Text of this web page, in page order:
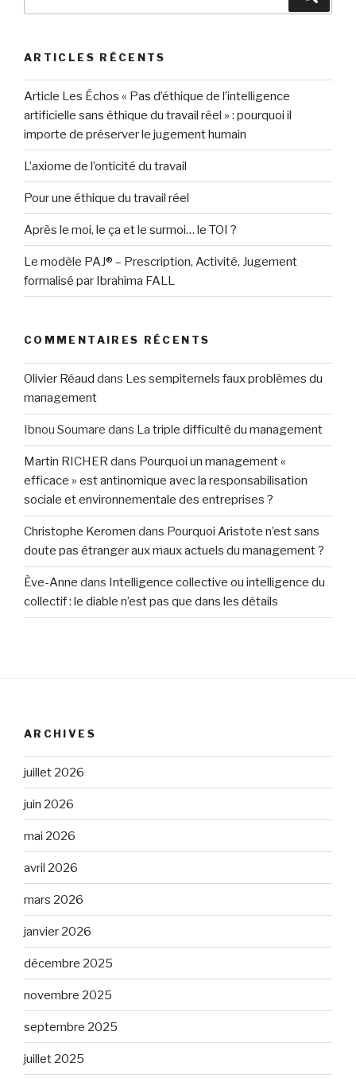
ARTICLES RÉCENTS
Article Les Échos « Pas d’éthique de l’intelligence
artificielle sans éthique du travail réel » : pourquoi il
importe de préserver le jugement humain
L’axiome de l’onticité du travail
Pour une éthique du travail réel
Après le moi, le ça et le surmoi… le TOI ?
Le modèle PAJ® – Prescription, Activité, Jugement
formalisé par Ibrahima FALL
COMMENTAIRES RÉCENTS
Olivier Réaud dans Les sempiternels faux problèmes du
management
Ibnou Soumare dans La triple difficulté du management
Martin RICHER dans Pourquoi un management «
efficace » est antinomique avec la responsabilisation
sociale et environnementale des entreprises ?
Christophe Keromen dans Pourquoi Aristote n’est sans
doute pas étranger aux maux actuels du management ?
Ève-Anne dans Intelligence collective ou intelligence du
collectif : le diable n’est pas que dans les détails
ARCHIVES
juillet 2026
juin 2026
mai 2026
avril 2026
mars 2026
janvier 2026
décembre 2025
novembre 2025
septembre 2025
juillet 2025